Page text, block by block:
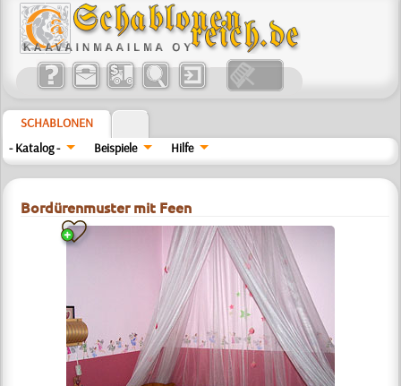
SCHABLONEN
- Katalog -
Beispiele Hilfe
Bordürenmuster mit Feen